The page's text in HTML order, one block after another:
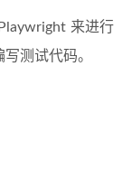
来进行
测试代码。